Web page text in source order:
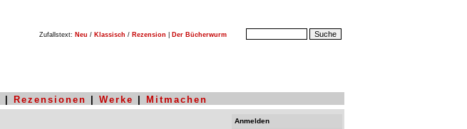
Zufallstext: Neu / Klassisch / Rezension Der Bücherwurm
Rezensionen Werke Mitmachen
Anmelden